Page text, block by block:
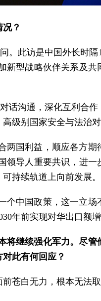
？
。此访是中国外长时
型战略伙伴关系及
话沟通，深化互利合
级别国家安全与法治对
国利益，顺应各方
导人重要共识，进
持续轨道上向前发展。
中国政策，这一立
年前实现对华出口额增
继续强化军力。尽
此有何回应？
苍白无力，根本无法取